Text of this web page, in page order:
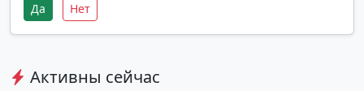
Да Нет
Активны сейчас